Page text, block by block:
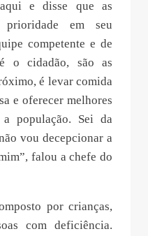
e disse que as
prioridade em seu
competente e de
o cidadão, são as
é levar comida
e oferecer melhores
população. Sei da
vou decepcionar a
falou a chefe do
por crianças,
com deficiência.